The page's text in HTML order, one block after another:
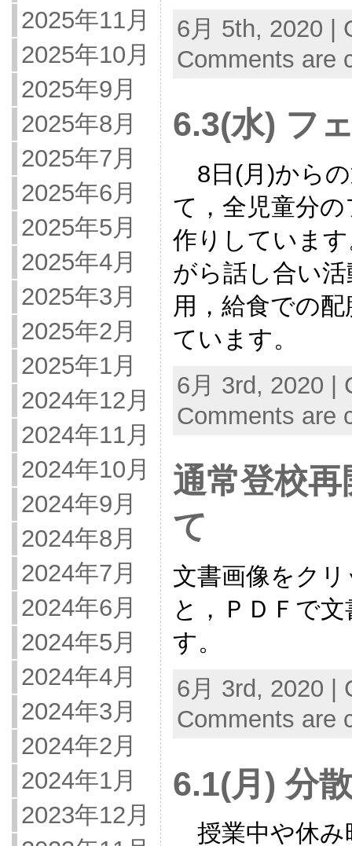
2025年11月
2025年10月
2025年9月
2025年8月
2025年7月
2025年6月
2025年5月
2025年4月
2025年3月
2025年2月
2025年1月
2024年12月
2024年11月
2024年10月
2024年9月
2024年8月
2024年7月
2024年6月
2024年5月
2024年4月
2024年3月
2024年2月
2024年1月
2023年12月
6月 5th, 2020 |
Comments are
6.3(水) フ
8日(月)から
て，全児童分
作りしていま
がら話し合い
用，給食での
ています。
6月 3rd, 2020 |
Comments are
通常登校
て
文書画像をク
と，ＰＤＦで
す。
6月 3rd, 2020 |
Comments are
6.1(月) 分
授業中や休み